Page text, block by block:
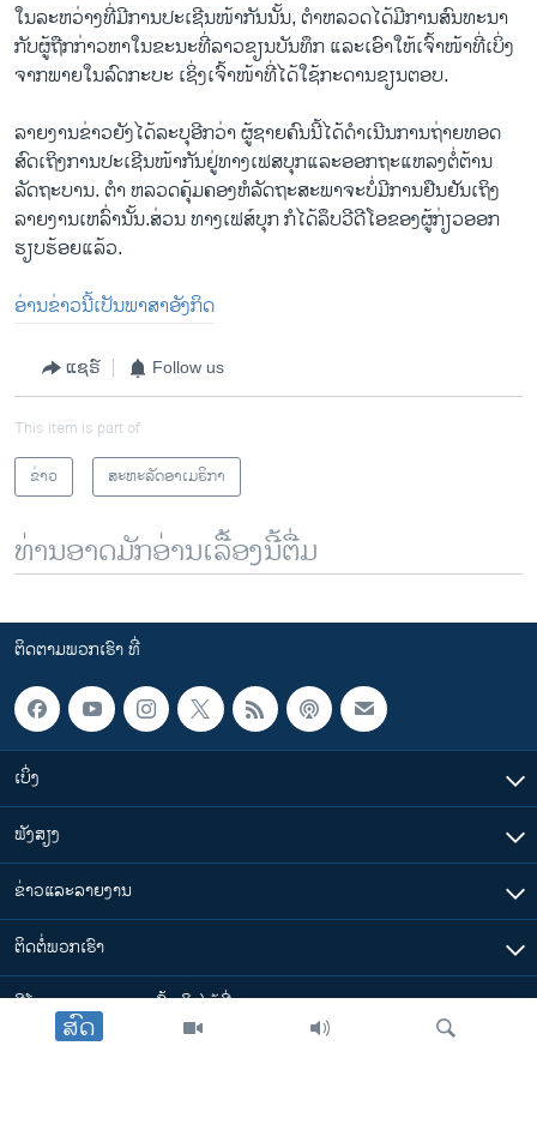
ສົດ
ໃນລະຫວ່າງທີ່ມີການປະເຊີນໜ້າກັນນັ້ນ, ຕໍາຫລວດໄດ້ມີການສົນທະນາ
ກັບຜູ້ຖືກກ່າວຫາໃນຂະນະທີ່ລາວຂຽນບັນທຶກ ແລະເອົາໃຫ້ເຈົ້າໜ້າທີ່ເບິ່ງ
ຈາກພາຍໃນລົດກະບະ ເຊິ່ງເຈົ້າໜ້າທີ່ໄດ້ໃຊ້ກະດານຂຽນຕອບ.
ລາຍງານຂ່າວຍັງໄດ້ລະບຸອີກວ່າ ຜູ້ຊາຍຄົນນີ້ໄດ້ດໍາເນີນການຖ່າຍທອດ
ສົດເຖິງການປະເຊີນໜ້າກັນຢູ່ທາງເຟສບຸກແລະອອກຖະແຫລງຕໍ່ຕ້ານ
ລັດຖະບານ. ຕໍາ ຫລວດຄຸ້ມຄອງຫໍລັດຖະສະພາຈະບໍ່ມີການຢືນຢັນເຖິງ
ລາຍງານເຫລົ່ານັ້ນ.ສ່ວນ ທາງເຟສ໌ບຸກ ກໍໄດ້ລຶບວີດີໂອຂອງຜູ້ກ່ຽວອອກ
ຮຽບຮ້ອຍແລ້ວ.
ອ່ານຂ່າວນີ້ເປັນພາສາອັງກິດ
ແຊຣ໌ Follow us
This item is part of
ຂ່າວ
ສະຫະລັດອາເມຣິກາ
ທ່ານອາດມັກອ່ານເລື້ອງນີ້ຕື່ມ
ຕິດຕາມພວກເຮົາ ທີ່
ເບິ່ງ
ຟັງສຽງ
ຂ່າວແລະລາຍງານ
ຕິດຕໍ່ພວກເຮົາ
ວີໂອເອລາວ ສາມາດ ເຂົ້າເຖິງໄດ້ທີ່